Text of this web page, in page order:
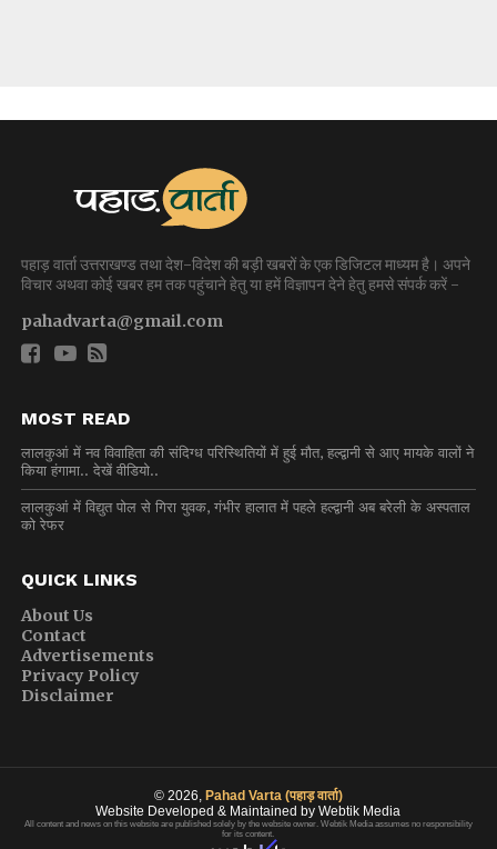
पहाड़ वार्ता उत्तराखण्ड तथा देश-विदेश की बड़ी खबरों के एक डिजिटल माध्यम है। अपने
विचार अथवा कोई खबर हम तक पहुंचाने हेतु या हमें विज्ञापन देने हेतु हमसे संपर्क करें -
pahadvarta@gmail.com
MOST READ
लालकुआं में नव विवाहिता की संदिग्ध परिस्थितियों में हुई मौत, हल्द्वानी से आए मायके वालों ने
किया हंगामा.. देखें वीडियो..
लालकुआं में विद्युत पोल से गिरा युवक, गंभीर हालात में पहले हल्द्वानी अब बरेली के अस्पताल
को रेफर
QUICK LINKS
About Us
Contact
Advertisements
Privacy Policy
Disclaimer
© 2026, Pahad Varta (पहाड़ वार्ता)
Website Developed & Maintained by Webtik Media
All content and news on this website are published solely by the website owner. Webtik Media assumes no responsibility
for its content.